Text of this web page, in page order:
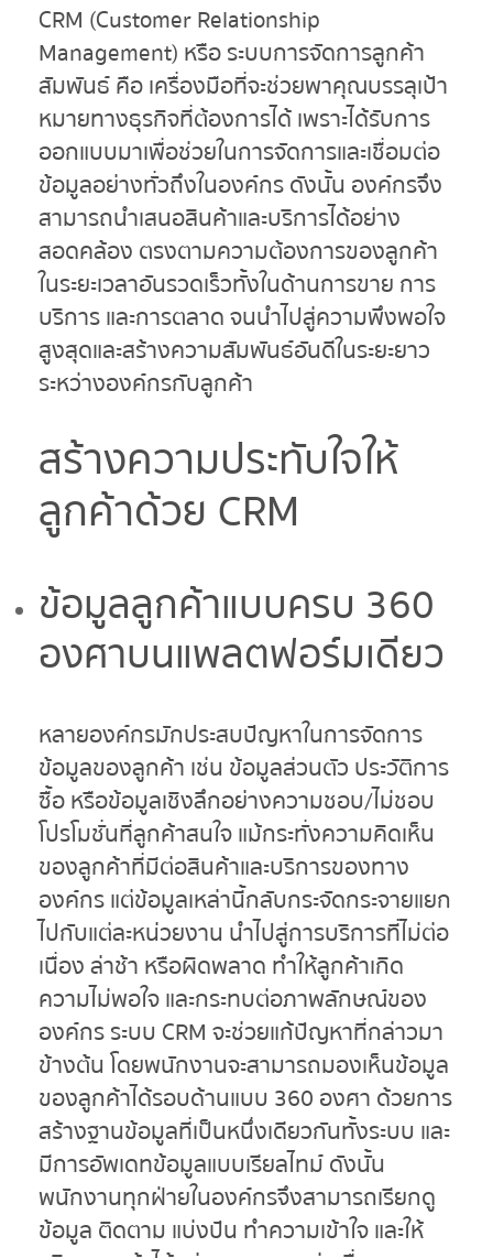
CRM (Customer Relationship
Management) หรือ ระบบการจัดการลูกค้า
สัมพันธ์ คือ เครื่องมือที่จะช่วยพาคุณบรรลุเป้า
หมายทางธุรกิจที่ต้องการได้ เพราะได้รับการ
ออกแบบมาเพื่อช่วยในการจัดการและเชื่อมต่อ
ข้อมูลอย่างทั่วถึงในองค์กร ดังนั้น องค์กรจึง
สามารถนำเสนอสินค้าและบริการได้อย่าง
สอดคล้อง ตรงตามความต้องการของลูกค้า
ในระยะเวลาอันรวดเร็วทั้งในด้านการขาย การ
บริการ และการตลาด จนนำไปสู่ความพึงพอใจ
สูงสุดและสร้างความสัมพันธ์อันดีในระยะยาว
ระหว่างองค์กรกับลูกค้า
สร้างความประทับใจให้
ลูกค้าด้วย CRM
ข้อมูลลูกค้าแบบครบ 360
องศาบนแพลตฟอร์มเดียว
หลายองค์กรมักประสบปัญหาในการจัดการ
ข้อมูลของลูกค้า เช่น ข้อมูลส่วนตัว ประวัติการ
ซื้อ หรือข้อมูลเชิงลึกอย่างความชอบ/ไม่ชอบ
โปรโมชั่นที่ลูกค้าสนใจ แม้กระทั่งความคิดเห็น
ของลูกค้าที่มีต่อสินค้าและบริการของทาง
องค์กร แต่ข้อมูลเหล่านี้กลับกระจัดกระจายแยก
ไปกับแต่ละหน่วยงาน นำไปสู่การบริการที่ไม่ต่อ
เนื่อง ล่าช้า หรือผิดพลาด ทำให้ลูกค้าเกิด
ความไม่พอใจ และกระทบต่อภาพลักษณ์ของ
องค์กร ระบบ CRM จะช่วยแก้ปัญหาที่กล่าวมา
ข้างต้น โดยพนักงานจะสามารถมองเห็นข้อมูล
ของลูกค้าได้รอบด้านแบบ 360 องศา ด้วยการ
สร้างฐานข้อมูลที่เป็นหนึ่งเดียวกันทั้งระบบ และ
มีการอัพเดทข้อมูลแบบเรียลไทม์ ดังนั้น
พนักงานทุกฝ่ายในองค์กรจึงสามารถเรียกดู
ข้อมูล ติดตาม แบ่งปัน ทำความเข้าใจ และให้